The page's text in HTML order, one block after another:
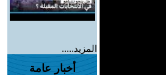
المزيد.....
أخبار عامة